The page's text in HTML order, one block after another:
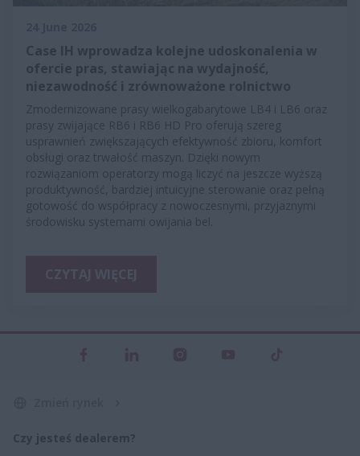
Case IH wprowadza kolejne udoskonalenia w
ofercie pras, stawiając na wydajność,
niezawodność i zrównoważone rolnictwo
Zmodernizowane prasy wielkogabarytowe LB4 i LB6 oraz
prasy zwijające RB6 i RB6 HD Pro oferują szereg
usprawnień zwiększających efektywność zbioru, komfort
obsługi oraz trwałość maszyn. Dzięki nowym
rozwiązaniom operatorzy mogą liczyć na jeszcze wyższą
produktywność, bardziej intuicyjne sterowanie oraz pełną
gotowość do współpracy z nowoczesnymi, przyjaznymi
środowisku systemami owijania bel.
Czy jesteś dealerem?